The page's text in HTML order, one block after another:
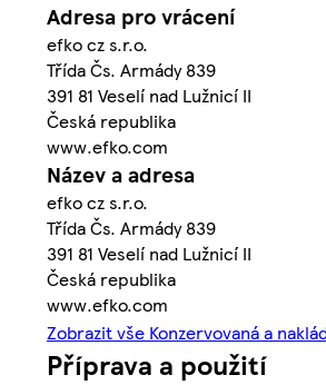
Adresa pro vrácení
efko cz s.r.o.
Třída Čs. Armády 839
391 81 Veselí nad Lužnicí II
Česká republika
www.efko.com
Název a adresa
efko cz s.r.o.
Třída Čs. Armády 839
391 81 Veselí nad Lužnicí II
Česká republika
www.efko.com
Zobrazit vše Konzervovaná a
Příprava a použití